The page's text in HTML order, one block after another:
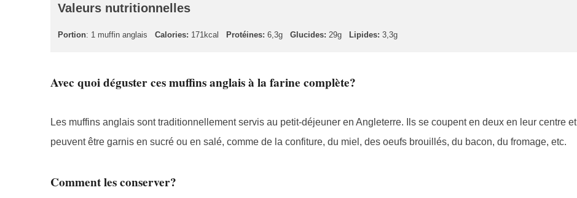
Valeurs nutritionnelles
Portion: 1 muffin anglais Calories: 171kcal Protéines: 6,3g Glucides: 29g Lipides: 3,3g
Avec quoi déguster ces muffins anglais à la farine complète?
Les muffins anglais sont traditionnellement servis au petit-déjeuner en Angleterre. Ils se coupent en deux en leur centre et
peuvent être garnis en sucré ou en salé, comme de la confiture, du miel, des oeufs brouillés, du bacon, du fromage, etc.
Comment les conserver?